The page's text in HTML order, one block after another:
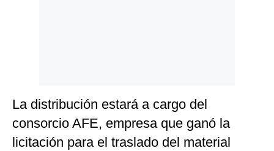
La distribución estará a cargo del
consorcio AFE, empresa que ganó la
licitación para el traslado del material